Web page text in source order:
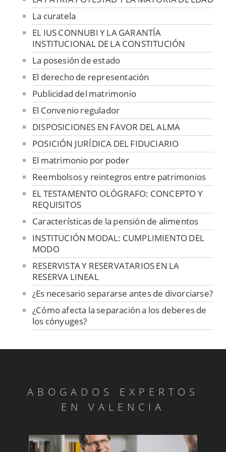
La curatela
EL IUS CONNUBI Y LA GARANTÍA
INSTITUCIONAL DE LA CONSTITUCIÓN
La posesión de estado
El derecho de representación
Publicidad del matrimonio
El Convenio regulador
DISPOSICIONES EN FAVOR DEL ALMA
POSICIÓN JURÍDICA DEL FIDUCIARIO
El matrimonio por poder
Reembolsos y reintegros entre patrimonios
EL TESTAMENTO OLÓGRAFO: CONCEPTO Y
REQUISITOS
Características de la pensión de alimentos
INSTITUCIÓN MODAL: CUMPLIMIENTO DEL
MODO
RESERVISTA Y RESERVATARIOS EN LA
RESERVA LINEAL
¿Es necesario separarse antes de divorciarse?
¿Cómo afecta la separación a los deberes de
los cónyuges?
CONSENTIMIENTO
PARTICIPACIÓN
APERTURA DE LA SUCESIÓN
Matrimonio putativo
ABOGADOS EXPERTOS
EN VALENCIA